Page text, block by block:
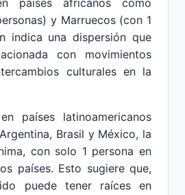
países africanos como
y Marruecos (con 1
indica una dispersión que
con movimientos
culturales en la
países latinoamericanos
Brasil y México, la
con solo 1 persona en
países. Esto sugiere que,
puede tener raíces en